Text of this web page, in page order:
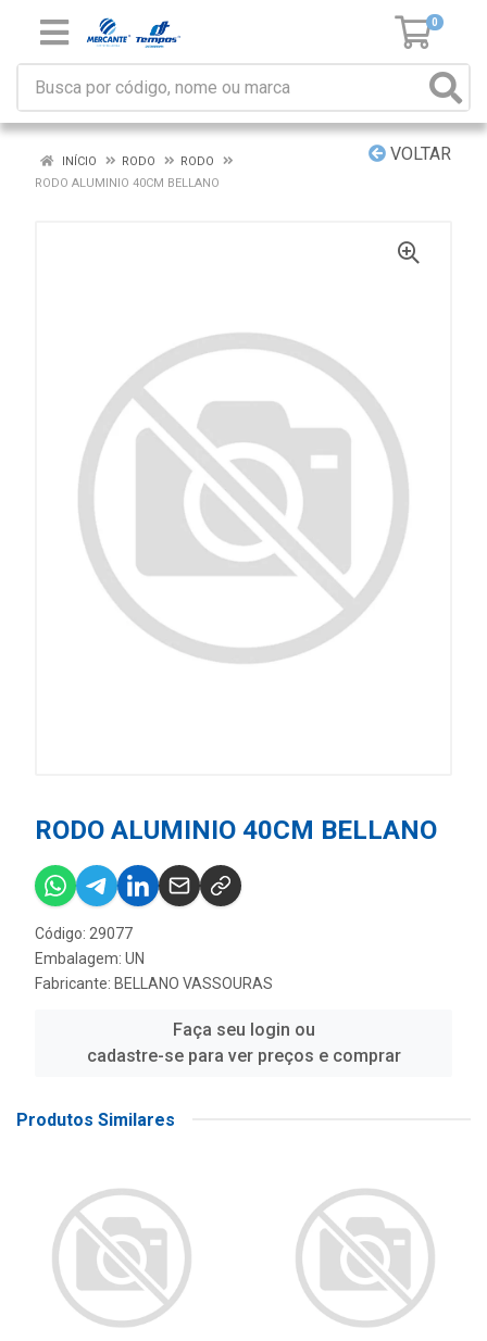
0
VOLTAR
INÍCIO RODO
RODO
RODO ALUMINIO 40CM BELLANO
RODO ALUMINIO 40CM BELLANO
Código: 29077
Embalagem: UN
Fabricante: BELLANO VASSOURAS
Faça seu login ou
cadastre-se para ver preços e comprar
Produtos Similares